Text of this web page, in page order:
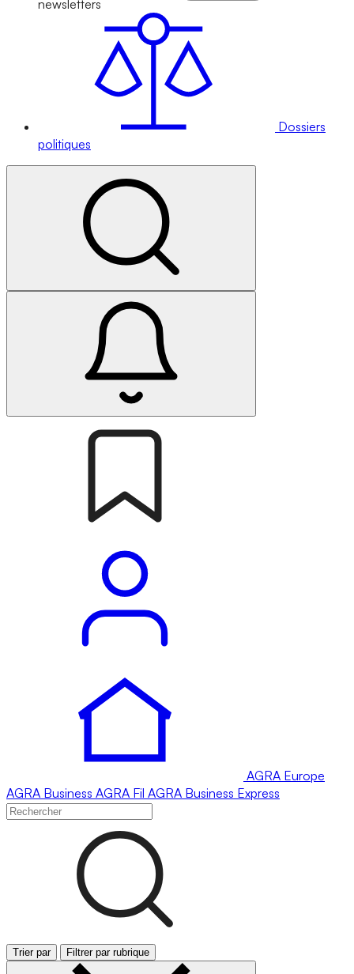
newsletters
Dossiers
politiques
AGRA Europe
AGRA Business AGRA Fil AGRA Business Express
Trier par Filtrer par rubrique